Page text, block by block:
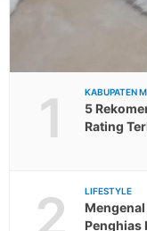
1 KABUPATEN
5
Rating
2 LIFESTYLE
Penghias